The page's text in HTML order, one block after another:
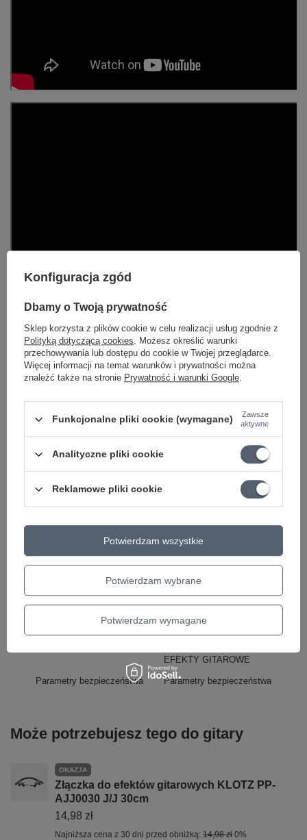
Marka Dunlop
produkt na terenie UE
MUSIC DEALER sp.j.
Symbol M101
EFEKTY GITAROWE
Parametry bezpieczeństwa Parametry bezpieczeństwa
Może potrzebujesz tego do gitary
OKAZJA
Złączka do efektów gitarowych KLOTZ PP-
AJJ0030 J/J 30cm
14,98 zł
Najniższa cena z 30 dni przed obniżką: 14,98 zł 0%
Konfiguracja zgód
Dbamy o Twoją prywatność
Sklep korzysta z plików cookie w celu realizacji usług zgodnie z
Polityką dotyczącą cookies. Możesz określić warunki
przechowywania lub dostępu do cookie w Twojej przeglądarce.
Więcej informacji na temat warunków i prywatności można
znaleźć także na stronie Prywatność i warunki Google.
Funkcjonalne pliki cookie (wymagane)
Zawsze
aktywne
Analityczne pliki cookie
Reklamowe pliki cookie
Potwierdzam wybrane
Potwierdzam wymagane
Potwierdzam wszystkie